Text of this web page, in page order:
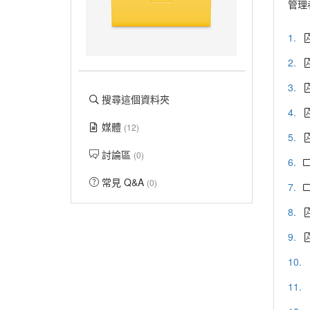
搜尋這個資料夾
媒體 (12)
討論區 (0)
常見 Q&A (0)
管理
1.
2.
3.
4.
5.
6.
7.
8.
9.
10.
11.